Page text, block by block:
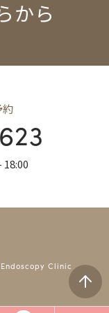
から
約
18:00
Clinic